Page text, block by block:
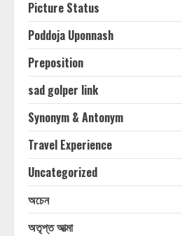
Picture Status
Poddoja Uponnash
Preposition
sad golper link
Synonym & Antonym
Travel Experience
Uncategorized
অচেন
অতৃপ্ত আত্মা